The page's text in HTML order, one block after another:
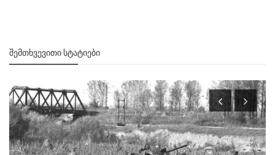
ᲨᲔᲛᲗᲮᲕᲔᲕᲘᲗᲘ ᲡᲢᲐᲢᲘᲔᲑᲘ